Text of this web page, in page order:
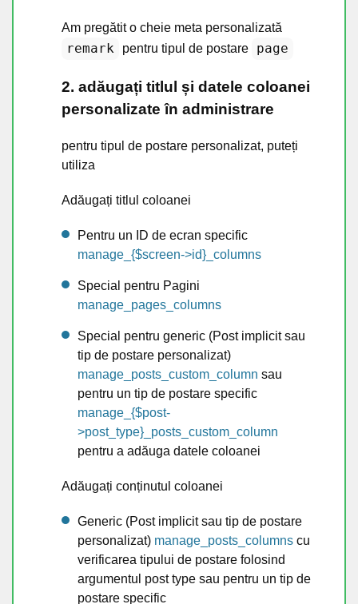
Am pregătit o cheie meta personalizată
remark pentru tipul de postare page
2. adăugați titlul și datele coloanei
personalizate în administrare
pentru tipul de postare personalizat, puteți
utiliza
Adăugați titlul coloanei
Pentru un ID de ecran specific
manage_{$screen->id}_columns
Special pentru Pagini
manage_pages_columns
Special pentru generic (Post implicit sau
tip de postare personalizat)
manage_posts_custom_column sau
pentru un tip de postare specific
manage_{$post-
>post_type}_posts_custom_column
pentru a adăuga datele coloanei
Adăugați conținutul coloanei
Generic (Post implicit sau tip de postare
personalizat) manage_posts_columns cu
verificarea tipului de postare folosind
argumentul post type sau pentru un tip de
postare specific